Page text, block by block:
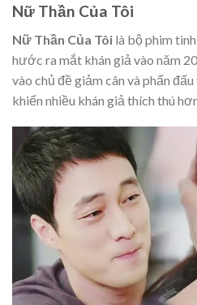
Nữ Thần Của Tôi
Nữ Thần Của Tôi là bộ phim
hước ra mắt khán giả vào năm
vào chủ đề giảm cân và phấn
khiến nhiều khán giả thích thú